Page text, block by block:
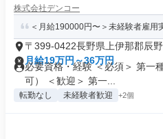
株式会社デンコー
＜月給190000円〜＞未経験者雇用
〒399-0422長野県上伊那郡辰
月給19万円～36万円
必要資格・経験 ＜必須＞ 第一
可） ＜歓迎＞ 第一...
転勤なし 未経験者歓迎 +2個